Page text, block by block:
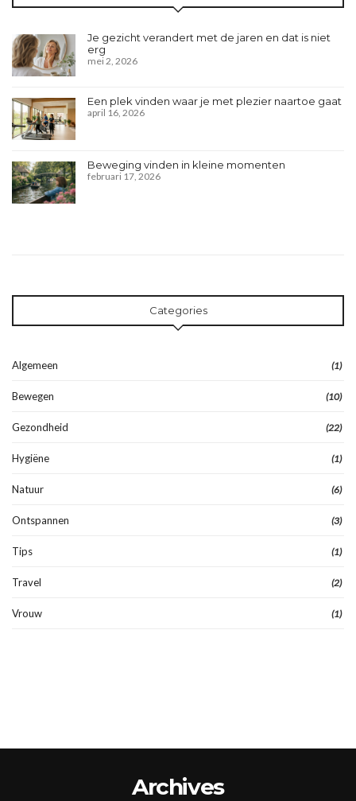
Je gezicht verandert met de jaren en dat is niet
erg
mei 2, 2026
Een plek vinden waar je met plezier naartoe gaat
april 16, 2026
Beweging vinden in kleine momenten
februari 17, 2026
Categories
Algemeen (1)
Bewegen (10)
Gezondheid (22)
Hygiëne (1)
Natuur (6)
Ontspannen (3)
Tips (1)
Travel (2)
Vrouw (1)
Archives